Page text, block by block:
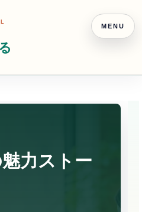
力ストー
MENU